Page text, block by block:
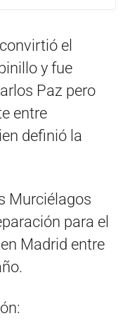
el
y fue
Paz pero
entre
definió la
Murciélagos
para el
Madrid entre